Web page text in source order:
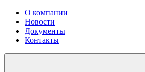
О компании
Новости
Документы
Контакты